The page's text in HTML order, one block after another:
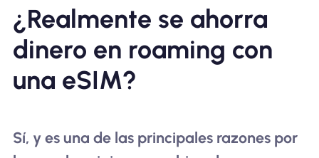
¿Realmente se ahorra
dinero en roaming con
una eSIM?
Sí, y es una de las principales razones por